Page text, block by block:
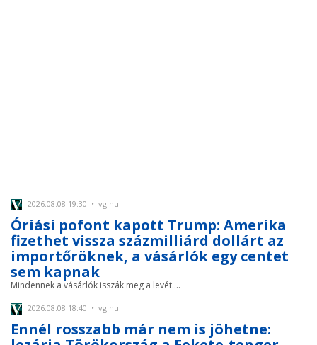
2026.08.08 19:30 • vg.hu
Óriási pofont kapott Trump: Amerika
fizethet vissza százmilliárd dollárt az
importőröknek, a vásárlók egy centet
sem kapnak
Mindennek a vásárlók isszák meg a levét....
2026.08.08 18:40 • vg.hu
Ennél rosszabb már nem is jöhetne: